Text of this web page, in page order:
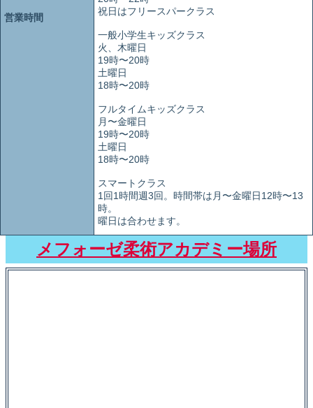
営業時間
祝日はフリースパークラス
一般小学生キッズクラス
火、木曜日
19時〜20時
土曜日
18時〜20時
フルタイムキッズクラス
月〜金曜日
19時〜20時
土曜日
18時〜20時
スマートクラス
1回1時間週3回。時間帯は月〜金曜日12時〜13
時。
曜日は合わせます。
メフォーゼ柔術アカデミー場所